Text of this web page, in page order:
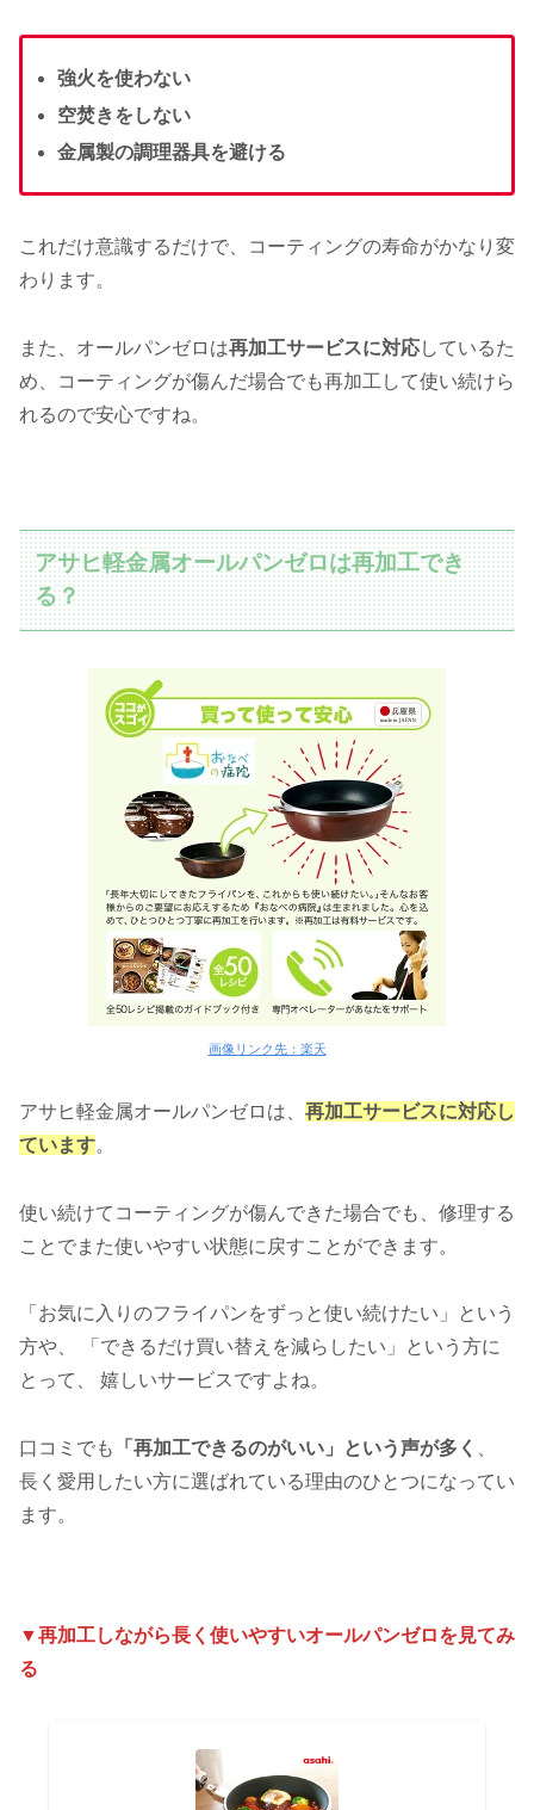
強火を使わない
空焚きをしない
金属製の調理器具を避ける
これだけ意識するだけで、コーティングの寿命がかなり変
わります。
また、オールパンゼロは再加工サービスに対応しているた
め、コーティングが傷んだ場合でも再加工して使い続けら
れるので安心ですね。
アサヒ軽金属オールパンゼロは再加工でき
る？
画像リンク先：楽天
アサヒ軽金属オールパンゼロは、 再加工サービスに対応し
ています。
使い続けてコーティングが傷んできた場合でも、修理する
ことでまた使いやすい状態に戻すことができます。
「お気に入りのフライパンをずっと使い続けたい」という
方や、 「できるだけ買い替えを減らしたい」という方に
とって、 嬉しいサービスですよね。
口コミでも 「再加工できるのがいい」という声が多く
長く愛用したい方に選ばれている理由のひとつになってい
ます。
▼再加工しながら長く使いやすいオールパンゼロを見てみ
る